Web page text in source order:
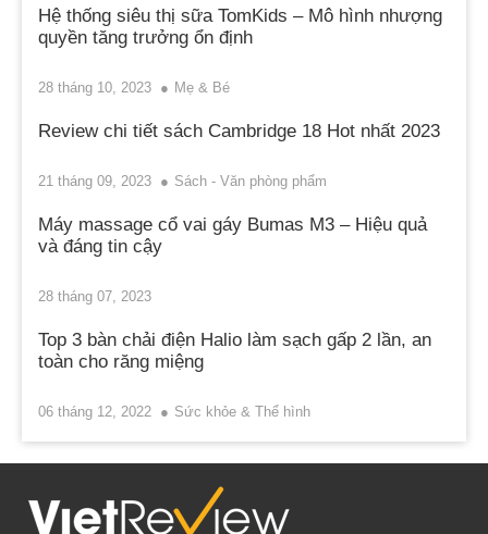
Hệ thống siêu thị sữa TomKids – Mô hình nhượng
quyền tăng trưởng ổn định
28 tháng 10, 2023 Mẹ & Bé
Review chi tiết sách Cambridge 18 Hot nhất 2023
21 tháng 09, 2023 Sách - Văn phòng phẩm
Máy massage cổ vai gáy Bumas M3 – Hiệu quả
và đáng tin cậy
28 tháng 07, 2023
Top 3 bàn chải điện Halio làm sạch gấp 2 lần, an
toàn cho răng miệng
06 tháng 12, 2022 Sức khỏe & Thể hình